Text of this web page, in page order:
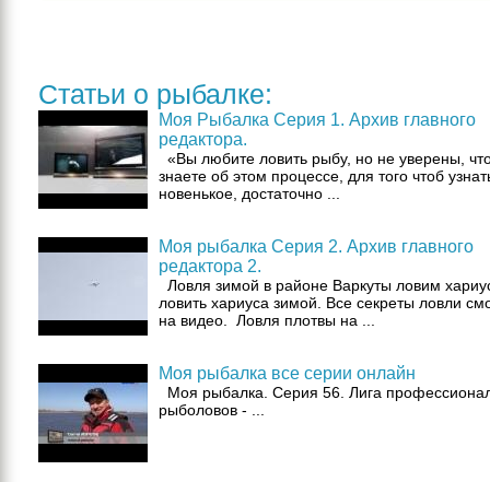
Статьи о рыбалке:
Моя Рыбалка Серия 1. Архив главного
редактора.
«Вы любите ловить рыбу, но не уверены,
знаете об этом процессе, для того чтоб
новенькое, достаточно ...
Моя рыбалка Серия 2. Архив главного
редактора 2.
Ловля зимой в районе Варкуты ловим
ловить хариуса зимой. Все секреты ловли
на видео. Ловля плотвы на ...
Моя рыбалка все серии онлайн
Моя рыбалка. Серия 56. Лига
рыболовов - ...